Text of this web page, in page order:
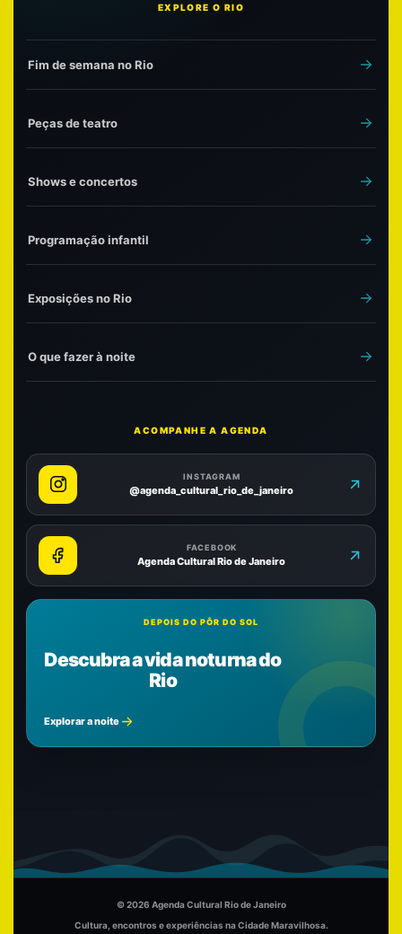
EXPLORE O RIO
Fim de semana no Rio
Peças de teatro
Shows e concertos
Programação infantil
Exposições no Rio
O que fazer à noite
ACOMPANHE A AGENDA
INSTAGRAM
@agenda_cultural_rio_de_janeiro
FACEBOOK
Agenda Cultural Rio de Janeiro
DEPOIS DO PÔR DO SOL
Descubra a vida noturna do
Rio
Explorar a noite
© 2026 Agenda Cultural Rio de Janeiro
Cultura, encontros e experiências na Cidade Maravilhosa.